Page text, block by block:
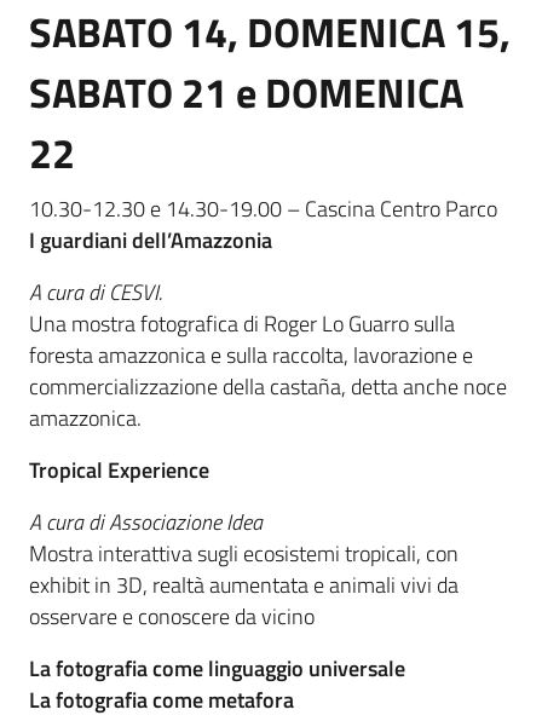
SABATO 14, DOMENICA 15,
SABATO 21 e DOMENICA
22
10.30-12.30 e 14.30-19.00 – Cascina Centro Parco
I guardiani dell’Amazzonia
A cura di CESVI.
Una mostra fotografica di Roger Lo Guarro sulla
foresta amazzonica e sulla raccolta, lavorazione e
commercializzazione della castaña, detta anche noce
amazzonica.
Tropical Experience
A cura di Associazione Idea
Mostra interattiva sugli ecosistemi tropicali, con
exhibit in 3D, realtà aumentata e animali vivi da
osservare e conoscere da vicino
La fotografia come linguaggio universale
La fotografia come metafora